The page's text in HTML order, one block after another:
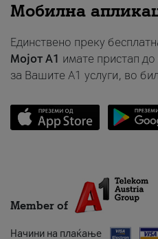
Мобилна
Единствено преку
Мојот A1 имате пристап
за Вашите A1 услуги, во
Member of
Начини на плаќање